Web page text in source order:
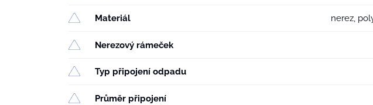
Materiál nerez,
Nerezový rámeček
Typ připojení odpadu
Průměr připojení